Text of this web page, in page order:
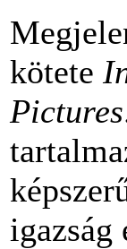
kötete